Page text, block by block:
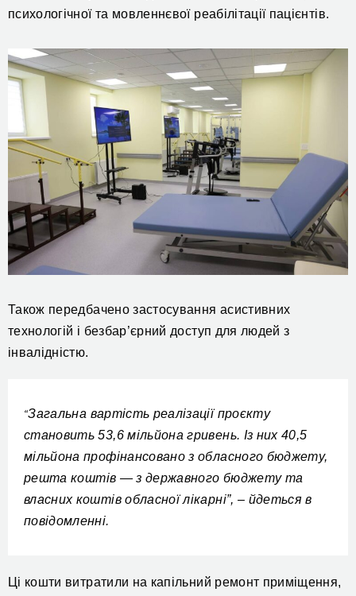
психологічної та мовленнєвої реабілітації пацієнтів.
Також передбачено застосування асистивних
технологій і безбар’єрний доступ для людей з
інвалідністю.
“Загальна вартість реалізації проєкту
становить 53,6 мільйона гривень. Із них 40,5
мільйона профінансовано з обласного бюджету,
решта коштів — з державного бюджету та
власних коштів обласної лікарні”, – йдеться в
повідомленні.
Ці кошти витратили на капільний ремонт приміщення,